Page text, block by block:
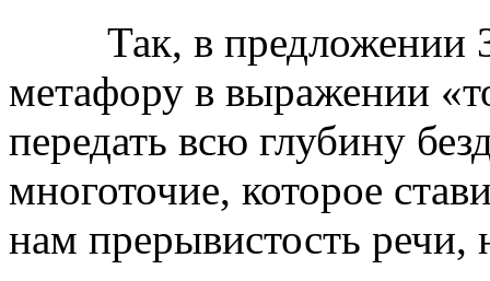
Так, в предложении 3
метафору в выражении
передать всю глубину
многоточие, которое
нам прерывистость речи,